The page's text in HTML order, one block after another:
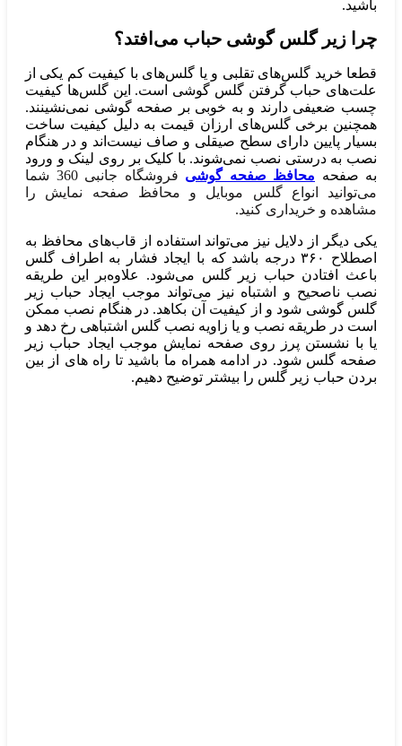
باشید.
چرا زیر گلس گوشی حباب می‌افتد؟
قطعا خرید گلس‌های تقلبی و یا گلس‌های با کیفیت کم یکی از
علت‌های حباب گرفتن گلس گوشی است. این گلس‌ها کیفیت
چسب ضعیفی دارند و به خوبی بر صفحه گوشی نمی‌نشینند.
همچنین برخی گلس‌های ارزان قیمت به دلیل کیفیت ساخت
بسیار پایین دارای سطح صیقلی و صاف نیست‌اند و در هنگام
نصب به درستی نصب نمی‌شوند. با کلیک بر روی لینک و ورود
به صفحه محافظ صفحه گوشی
فروشگاه جانبی 360 شما
می‌توانید انواع گلس موبایل و محافظ صفحه نمایش را
مشاهده و خریداری کنید.
یکی دیگر از دلایل نیز می‌تواند استفاده از قاب‌های محافظ به
اصطلاح ۳۶۰ درجه باشد که با ایجاد فشار به اطراف گلس
باعث افتادن حباب زیر گلس می‌شود. علاوه‌بر این طریقه
نصب ناصحیح و اشتباه نیز می‌تواند موجب ایجاد حباب زیر
گلس گوشی شود و از کیفیت آن بکاهد. در هنگام نصب ممکن
است در طریقه نصب و یا زاویه نصب گلس اشتباهی رخ دهد و
یا با نشستن پرز روی صفحه نمایش موجب ایجاد حباب زیر
صفحه گلس شود. در ادامه همراه ما باشید تا راه های از بین
بردن حباب زیر گلس را بیشتر توضیح دهیم.